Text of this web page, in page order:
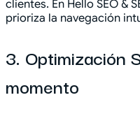
clientes. En Hello SEO &
prioriza la navegación
3. Optimización
momento